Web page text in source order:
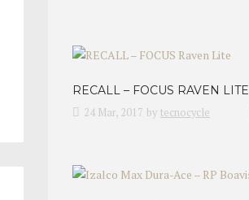
RECALL – FOCUS RAVEN LITE
24 Mar, 2017 by tecnocycle